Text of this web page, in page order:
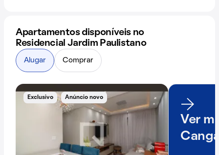
Apartamentos disponíveis no
Residencial Jardim Paulistano
Exclusivo Anúncio novo
Ver
Alugar Comprar